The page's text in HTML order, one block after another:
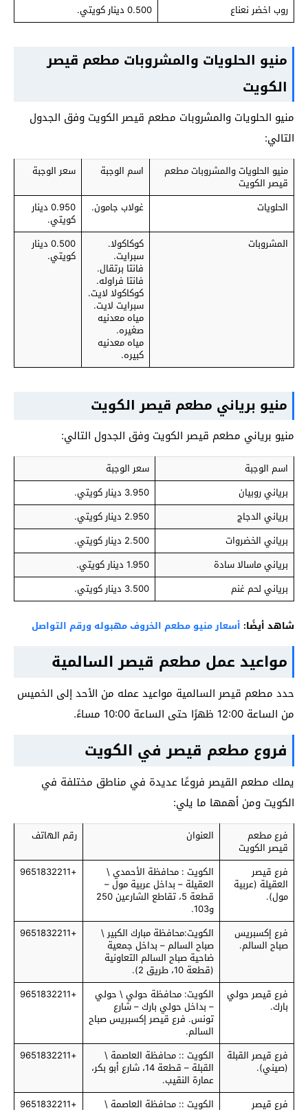
روب اخضر نعناع
0.500 دينار كويتي.
منيو الحلويات والمشروبات مطعم قيصر
الكويت
منيو الحلويات والمشروبات مطعم قيصر الكويت وفق الجدول
التالي:
منيو الحلويات والمشروبات مطعم
قيصر الكويت
اسم الوجبة سعر الوجبة
الحلويات غولاب جامون. 0.950 دينار
كويتي.
المشروبات
كوكاكولا.
سبرايت.
فانتا برتقال.
فانتا فراوله.
كوكاكولا لايت.
سبرايت لايت.
مياه معدنيه
صغيره.
مياه معدنيه
كبيره.
0.500 دينار
كويتي.
منيو برياني مطعم قيصر الكويت
منيو برياني مطعم قيصر الكويت وفق الجدول التالي:
اسم الوجبة
سعر الوجبة
برياني روبيان
3.950 دينار كويتي.
برياني الدجاج
2.950 دينار كويتي.
برياني الخضروات
2.500 دينار كويتي.
برياني ماسالا سادة
1.950 دينار كويتي.
برياني لحم غنم
3.500 دينار كويتي.
شاهد أيضًا: أسعار منيو مطعم الخروف مهبوله ورقم التواصل
مواعيد عمل مطعم قيصر السالمية
حدد مطعم قيصر السالمية مواعيد عمله من الأحد إلى الخميس
من الساعة 12:00 ظهرًا حتى الساعة 10:00 مساءً.
فروع مطعم قيصر في الكويت
يملك مطعم القيصر فروعًا عديدة في مناطق مختلفة في
الكويت ومن أهمها ما يلي:
فرع مطعم
قيصر الكويت
العنوان رقم الهاتف
فرع قيصر
العقيلة (عربية
مول).
الكويت : محافظة الأحمدي \
العقيلة – بداخل عربية مول –
قطعة 5، تقاطع الشارعين 250
و103.
+9651832211
فرع إكسبريس
صباح السالم.
الكويت:محافظة مبارك الكبير \
صباح السالم – بداخل جمعية
ضاحية صباح السالم التعاونية
(قطعة 10، طريق 2).
+9651832211
فرع قيصر حولي
بارك.
الكويت: محافظة حولي \ حولي
– بداخل حولي بارك – شارع
تونس. فرع قيصر إكسبريس صباح
السالم.
+9651832211
فرع قيصر القبلة
(صيني).
الكويت :: محافظة العاصمة \
القبلة – قطعة 14، شارع أبو بكر،
عمارة النقيب.
+9651832211
فرع قيصر الكويت :: محافظة العاصمة \ +9651832211